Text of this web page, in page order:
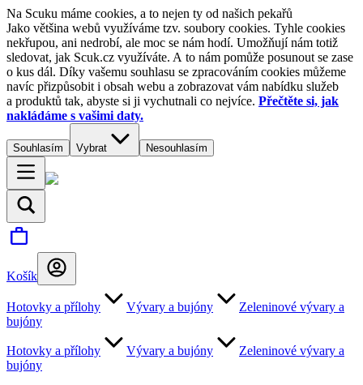
Na Scuku máme cookies, a to nejen ty od našich pekařů
Jako většina webů využíváme tzv. soubory cookies. Tyhle cookies
nekřupou, ani nedrobí, ale moc se nám hodí. Umožňují nám totiž
sledovat, jak Scuk.cz využíváte. A to nám pomůže posunout se zase
o kus dál. Díky vašemu souhlasu se zpracováním cookies můžeme
navíc přizpůsobit i obsah webu a zobrazovat vám nabídku služeb
a produktů tak, abyste si ji vychutnali co nejvíce. Přečtěte si, jak
nakládáme s vašimi daty.
Souhlasím Vybrat Nesouhlasím
Košík
Hotovky a přílohy Vývary a bujóny
Zeleninové vývary a
bujóny
Hotovky a přílohy Vývary a bujóny
Zeleninové vývary a
bujóny